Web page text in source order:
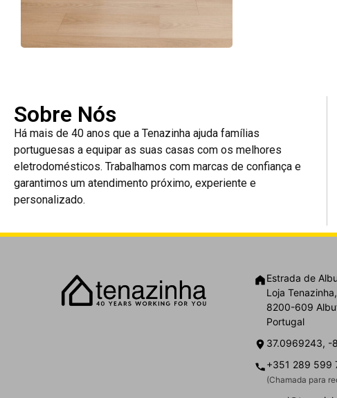
Sobre Nós
Há mais de 40 anos que a Tenazinha ajuda famílias
portuguesas a equipar as suas casas com os melhores
eletrodomésticos. Trabalhamos com marcas de confiança e
garantimos um atendimento próximo, experiente e
personalizado.
Estrada de
Loja Tenazinha,
8200-609
Portugal
37.0969243, -
+351 289 599
(Chamada para